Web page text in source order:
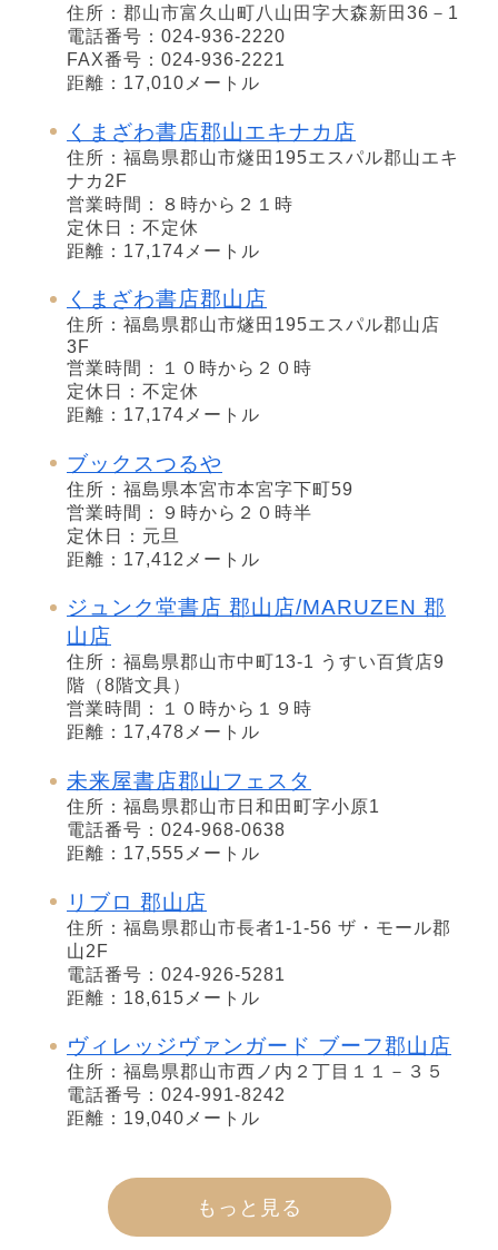
住所：郡山市富久山町八山田字大森新田36－1
電話番号：024-936-2220
FAX番号：024-936-2221
距離：17,010メートル
くまざわ書店郡山エキナカ店
住所：福島県郡山市燧田195エスパル郡山エキ
ナカ2F
営業時間：８時から２１時
定休日：不定休
距離：17,174メートル
くまざわ書店郡山店
住所：福島県郡山市燧田195エスパル郡山店
3F
営業時間：１０時から２０時
定休日：不定休
距離：17,174メートル
ブックスつるや
住所：福島県本宮市本宮字下町59
営業時間：９時から２０時半
定休日：元旦
距離：17,412メートル
ジュンク堂書店 郡山店/MARUZEN 郡
山店
住所：福島県郡山市中町13-1 うすい百貨店9
階（8階文具）
営業時間：１０時から１９時
距離：17,478メートル
未来屋書店郡山フェスタ
住所：福島県郡山市日和田町字小原1
電話番号：024-968-0638
距離：17,555メートル
リブロ 郡山店
住所：福島県郡山市長者1-1-56 ザ・モール郡
山2F
電話番号：024-926-5281
距離：18,615メートル
ヴィレッジヴァンガード ブーフ郡山店
住所：福島県郡山市西ノ内２丁目１１－３５
電話番号：024-991-8242
距離：19,040メートル
もっと見る